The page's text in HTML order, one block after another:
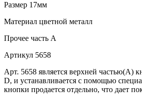
Размер 17мм
Материал цветной металл
Прочее часть A
Артикул 5658
Арт. 5658 является верхней частью(А)
D, и устанавливается с помощью
кнопки продается отдельно, что дает